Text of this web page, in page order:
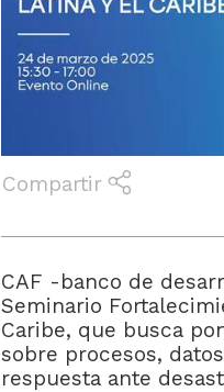
Compartir
CAF -banco de
Seminario
Caribe, que busca
sobre procesos,
respuesta ante